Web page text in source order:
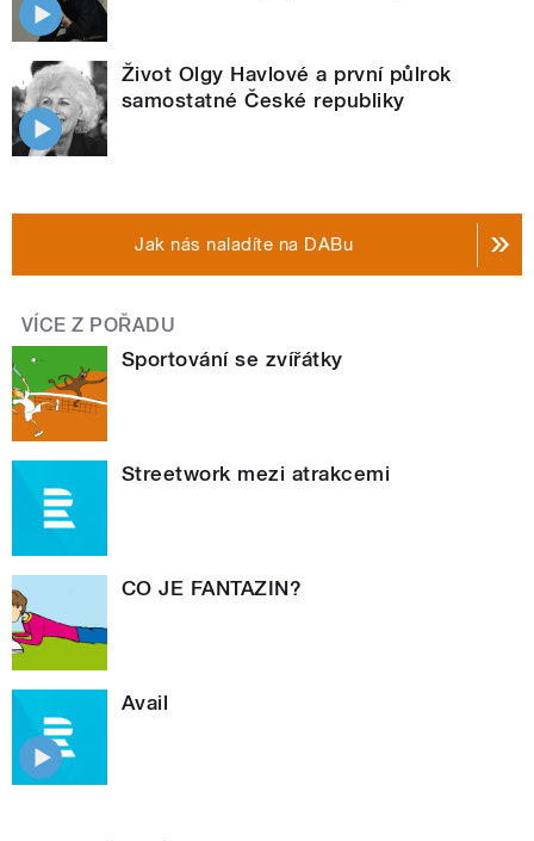
Život Olgy Havlové a první půlrok
samostatné České republiky
Jak nás naladíte na DABu
VÍCE Z POŘADU
Sportování se zvířátky
Streetwork mezi atrakcemi
CO JE FANTAZIN?
Avail